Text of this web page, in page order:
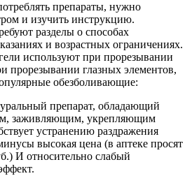
препараты, нужно
и изучить инструкцию.
разделы о способах
и возрастных ограничениях.
используют при прорезывании
прорезывании глазных элементов,
обезболивающие:
препарат, обладающий
заживляющим, укрепляющим
устранению раздражения
высокая цена (в аптеке просят
И относительно слабый